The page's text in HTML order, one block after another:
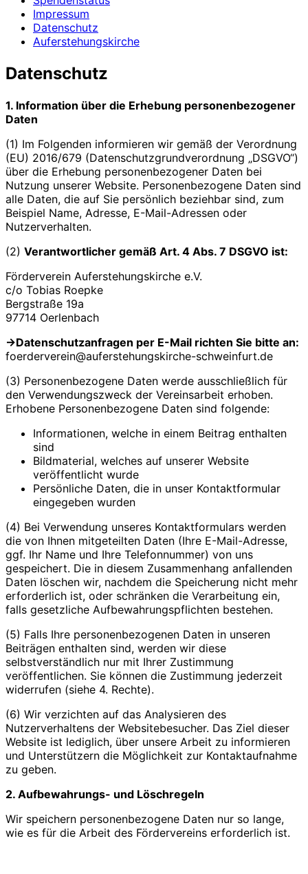
Impressum
Datenschutz
Auferstehungskirche
Datenschutz
1. Information über die Erhebung personenbezogener
Daten
(1) Im Folgenden informieren wir gemäß der Verordnung
(EU) 2016/679 (Datenschutzgrundverordnung „DSGVO“)
über die Erhebung personenbezogener Daten bei
Nutzung unserer Website. Personenbezogene Daten sind
alle Daten, die auf Sie persönlich beziehbar sind, zum
Beispiel Name, Adresse, E-Mail-Adressen oder
Nutzerverhalten.
(2) Verantwortlicher gemäß Art. 4 Abs. 7 DSGVO ist:
Förderverein Auferstehungskirche e.V.
c/o Tobias Roepke
Bergstraße 19a
97714 Oerlenbach
->Datenschutzanfragen per E-Mail richten Sie bitte an:
foerderverein@auferstehungskirche-schweinfurt.de
(3) Personenbezogene Daten werde ausschließlich für
den Verwendungszweck der Vereinsarbeit erhoben.
Erhobene Personenbezogene Daten sind folgende:
Informationen, welche in einem Beitrag enthalten
sind
Bildmaterial, welches auf unserer Website
veröffentlicht wurde
Persönliche Daten, die in unser Kontaktformular
eingegeben wurden
(4) Bei Verwendung unseres Kontaktformulars werden
die von Ihnen mitgeteilten Daten (Ihre E-Mail-Adresse,
ggf. Ihr Name und Ihre Telefonnummer) von uns
gespeichert. Die in diesem Zusammenhang anfallenden
Daten löschen wir, nachdem die Speicherung nicht mehr
erforderlich ist, oder schränken die Verarbeitung ein,
falls gesetzliche Aufbewahrungspflichten bestehen.
(5) Falls Ihre personenbezogenen Daten in unseren
Beiträgen enthalten sind, werden wir diese
selbstverständlich nur mit Ihrer Zustimmung
veröffentlichen. Sie können die Zustimmung jederzeit
widerrufen (siehe 4. Rechte).
(6) Wir verzichten auf das Analysieren des
Nutzerverhaltens der Websitebesucher. Das Ziel dieser
Website ist lediglich, über unsere Arbeit zu informieren
und Unterstützern die Möglichkeit zur Kontaktaufnahme
zu geben.
2. Aufbewahrungs- und Löschregeln
Wir speichern personenbezogene Daten nur so lange,
wie es für die Arbeit des Fördervereins erforderlich ist.